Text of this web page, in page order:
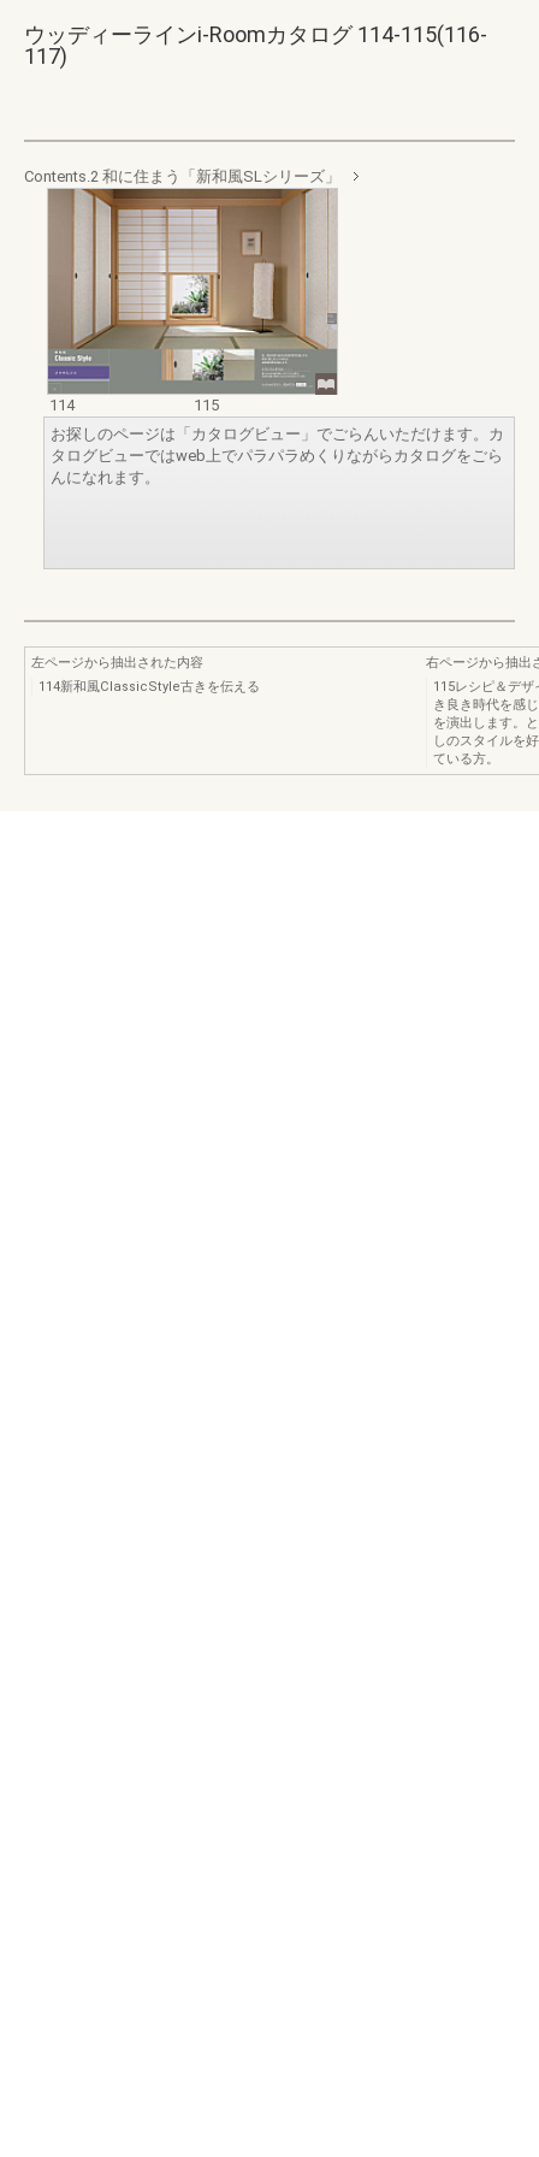
ウッディーラインi-Roomカタログ 114-115(116-
117)
Contents.2 和に住まう「新和風SLシリーズ」
114
115
お探しのページは「カタログビュー」でごらんいただけます。カ
タログビューではweb上でパラパラめくりながらカタログをごら
んになれます。
左ページから抽出された内容
114新和風ClassicStyle古きを伝える
右ページから抽出
115レシピ＆デ
き良き時代を感
を演出します。
しのスタイルを
ている方。